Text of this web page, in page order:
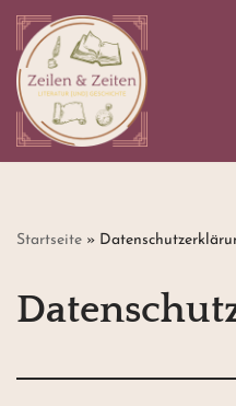
Zum
Inhalt
springen
Startseite »